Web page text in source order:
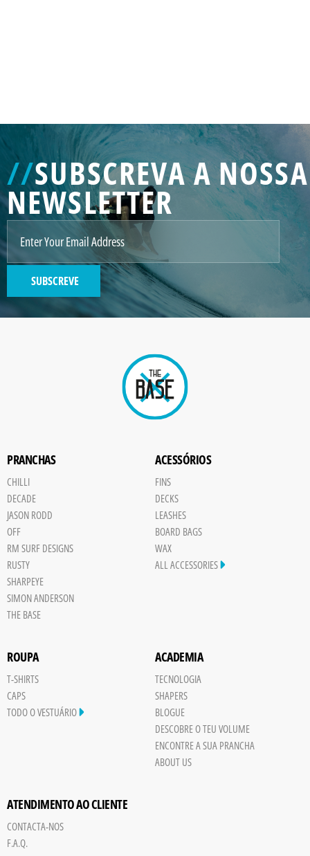
//SUBSCREVA A NOSSA
NEWSLETTER
SUBSCREVE
PRANCHAS
CHILLI
DECADE
JASON RODD
OFF
RM SURF DESIGNS
RUSTY
SHARPEYE
SIMON ANDERSON
THE BASE
ACESSÓRIOS
FINS
DECKS
LEASHES
BOARD BAGS
WAX
ALL ACCESSORIES
ROUPA
T-SHIRTS
CAPS
TODO O VESTUÁRIO
ACADEMIA
TECNOLOGIA
SHAPERS
BLOGUE
DESCOBRE O TEU VOLUME
ENCONTRE A SUA PRANCHA
ABOUT US
ATENDIMENTO AO CLIENTE
CONTACTA-NOS
F.A.Q.